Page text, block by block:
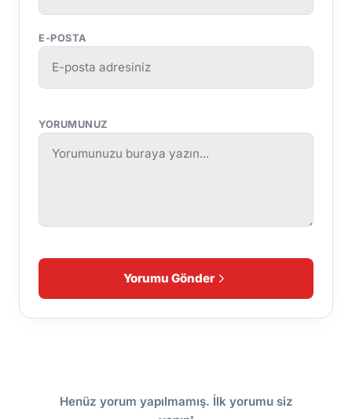
E-POSTA
YORUMUNUZ
Yorumu Gönder
Henüz yorum yapılmamış. İlk yorumu siz